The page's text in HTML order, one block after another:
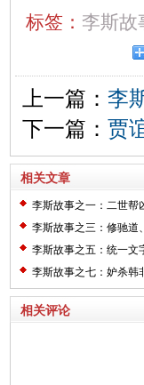
标签： 李斯故
上一篇： 李
下一篇： 贾
相关文章
李斯故事之一：二世帮
李斯故事之三：修驰道
李斯故事之五：统一文
李斯故事之七：妒杀韩
相关评论